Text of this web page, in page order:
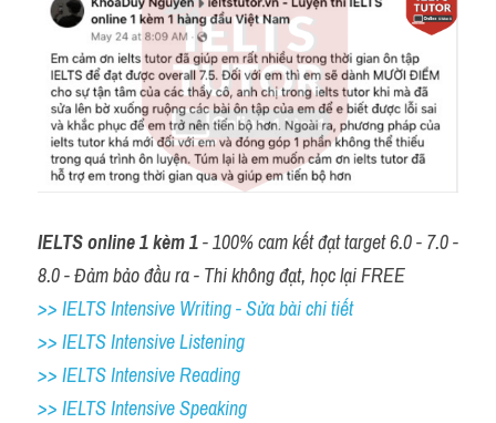
IELTS online 1 kèm 1 - 100% cam kết đạt target 6.0 - 7.0 -
8.0 - Đảm bảo đầu ra - Thi không đạt, học lại FREE
>> IELTS Intensive Writing - Sửa bài chi tiết
>> IELTS Intensive Listening
>> IELTS Intensive Reading
>> IELTS Intensive Speaking